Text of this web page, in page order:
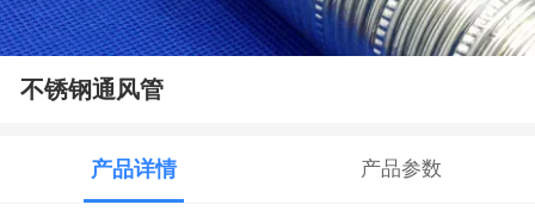
不锈钢通风管
产品详情 产品参数